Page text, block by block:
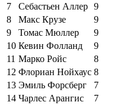
7
Себастьен Аллер 9
8
Макс Крузе
9
9
Томас Мюллер
9
10 Кевин Фолланд
9
11 Марко Ройс
8
12 Флориан Нойхаус 8
13 Эмиль Форсберг
7
14 Чарлес Арангис
7